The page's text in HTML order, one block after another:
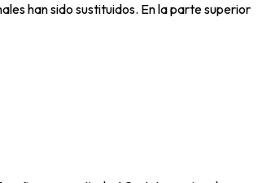
han sido sustituidos. En la parte superior